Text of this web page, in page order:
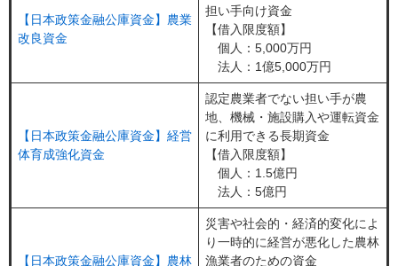
【日本政策金融公庫資金】農業
改良資金
担い手向け資金
【借入限度額】
個人：5,000万円
法人：1億5,000万円
【日本政策金融公庫資金】経営
体育成強化資金
認定農業者でない担い手が農
地、機械・施設購入や運転資金
に利用できる長期資金
【借入限度額】
個人：1.5億円
法人：5億円
【日本政策金融公庫資金】農林
災害や社会的・経済的変化によ
り一時的に経営が悪化した農林
漁業者のための資金